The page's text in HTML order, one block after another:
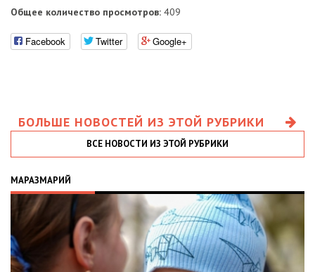
Общее количество просмотров: 409
Facebook Twitter Google+
БОЛЬШЕ НОВОСТЕЙ ИЗ ЭТОЙ РУБРИКИ
ВСЕ НОВОСТИ ИЗ ЭТОЙ РУБРИКИ
МАРАЗМАРИЙ